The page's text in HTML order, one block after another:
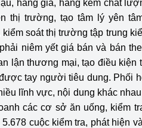
hàng giả, hàng kém chất
thị trường, tạo tâm lý yên
soát thị trường tập trung
niêm yết giá bán và bán
lận thương mại, tạo điều kiện
tay người tiêu dung. Phối
lĩnh vực, nội dung khác
các cơ sở ăn uống, kiểm
cuộc kiểm tra, phát hiện